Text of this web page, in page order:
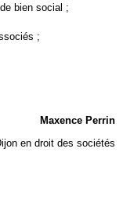
bien social ;
;
Maxence Perrin
en droit des sociétés